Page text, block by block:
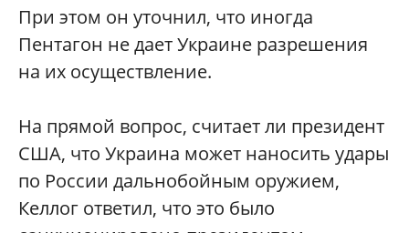
При этом он уточнил, что иногда
Пентагон не дает Украине разрешения
на их осуществление.
На прямой вопрос, считает ли президент
США, что Украина может наносить удары
по России дальнобойным оружием,
Келлог ответил, что это было